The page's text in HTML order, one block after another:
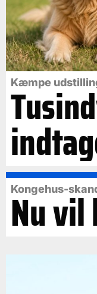
Kæmpe
Kongehus-
Nu vil